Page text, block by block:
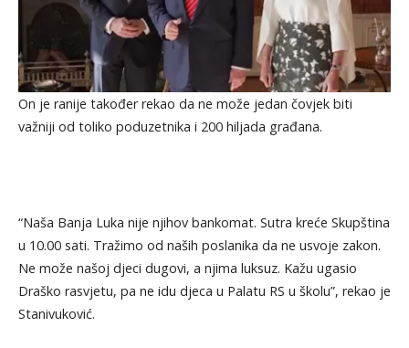
On je ranije također rekao da ne može jedan čovjek biti
važniji od toliko poduzetnika i 200 hiljada građana.
“Naša Banja Luka nije njihov bankomat. Sutra kreće Skupština
u 10.00 sati. Tražimo od naših poslanika da ne usvoje zakon.
Ne može našoj djeci dugovi, a njima luksuz. Kažu ugasio
Draško rasvjetu, pa ne idu djeca u Palatu RS u školu”, rekao je
Stanivuković.